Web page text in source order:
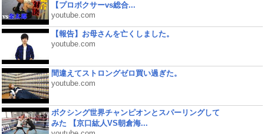
【プロボクサーvs総合...
youtube.com
【報告】お母さんを亡くしました。
youtube.com
間違えてストロングゼロ買い過ぎた。
youtube.com
ボクシング世界チャンピオンとスパーリングして
みた 【京口紘人VS朝倉海...